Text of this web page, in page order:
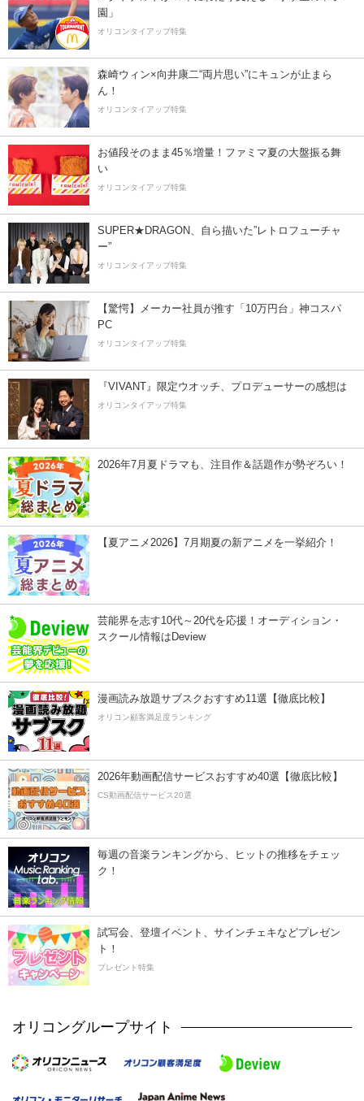
園」
オリコンタイアップ特集
森崎ウィン×向井康二“両片思い”にキュンが止まら
ん！
オリコンタイアップ特集
お値段そのまま45％増量！ファミマ夏の大盤振る舞
い
オリコンタイアップ特集
SUPER★DRAGON、自ら描いた”レトロフューチャ
ー”
オリコンタイアップ特集
【驚愕】メーカー社員が推す「10万円台」神コスパ
PC
オリコンタイアップ特集
『VIVANT』限定ウオッチ、プロデューサーの感想は
オリコンタイアップ特集
2026年7月夏ドラマも、注目作＆話題作が勢ぞろい！
【夏アニメ2026】7月期夏の新アニメを一挙紹介！
芸能界を志す10代～20代を応援！オーディション・
スクール情報はDeview
漫画読み放題サブスクおすすめ11選【徹底比較】
オリコン顧客満足度ランキング
2026年動画配信サービスおすすめ40選【徹底比較】
CS動画配信サービス20選
毎週の音楽ランキングから、ヒットの推移をチェッ
ク！
試写会、登壇イベント、サインチェキなどプレゼン
ト！
プレゼント特集
オリコングループサイト